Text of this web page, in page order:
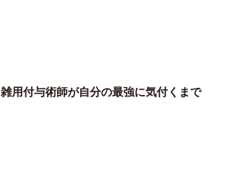
雑用付与術師が自分の最強に気付くまで